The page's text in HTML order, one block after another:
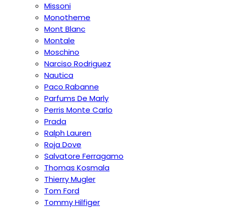
Missoni
Monotheme
Mont Blanc
Montale
Moschino
Narciso Rodriguez
Nautica
Paco Rabanne
Parfums De Marly
Perris Monte Carlo
Prada
Ralph Lauren
Roja Dove
Salvatore Ferragamo
Thomas Kosmala
Thierry Mugler
Tom Ford
Tommy Hilfiger